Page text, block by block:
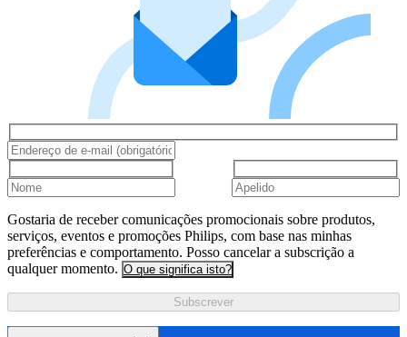
Gostaria de receber comunicações promocionais sobre produtos,
serviços, eventos e promoções Philips, com base nas minhas
preferências e comportamento. Posso cancelar a subscrição a
qualquer momento. O que significa isto?
Subscrever